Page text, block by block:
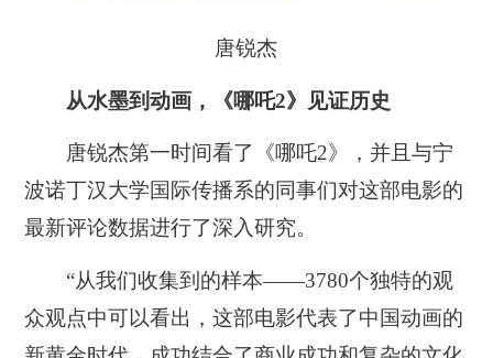
唐锐杰
从水墨到动画，《哪吒2》见证历史
唐锐杰第一时间看了《哪吒2》，并且与宁
波诺丁汉大学国际传播系的同事们对这部电影的
最新评论数据进行了深入研究。
“从我们收集到的样本——3780个独特的观
众观点中可以看出，这部电影代表了中国动画的